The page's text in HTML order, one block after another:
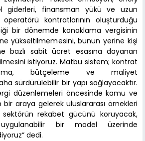
giderleri, finansman yükü ve uzun
kontratlarının oluşturduğu
bir dönemde konaklama vergisinin
yükseltilmemesini, bunun yerine kişi
bazlı sabit ücret esasına dayanan
istiyoruz. Matbu sistem; kontrat
bütçeleme ve maliyet
sürdürülebilir bir yapı sağlayacaktır.
düzenlemeleri öncesinde kamu ve
araya gelerek uluslararası örnekleri
rekabet gücünü koruyacak,
bir model üzerinde
dedi.